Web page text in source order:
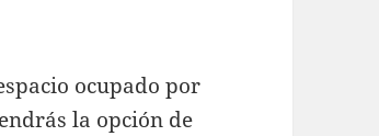
ocupado por
la opción de